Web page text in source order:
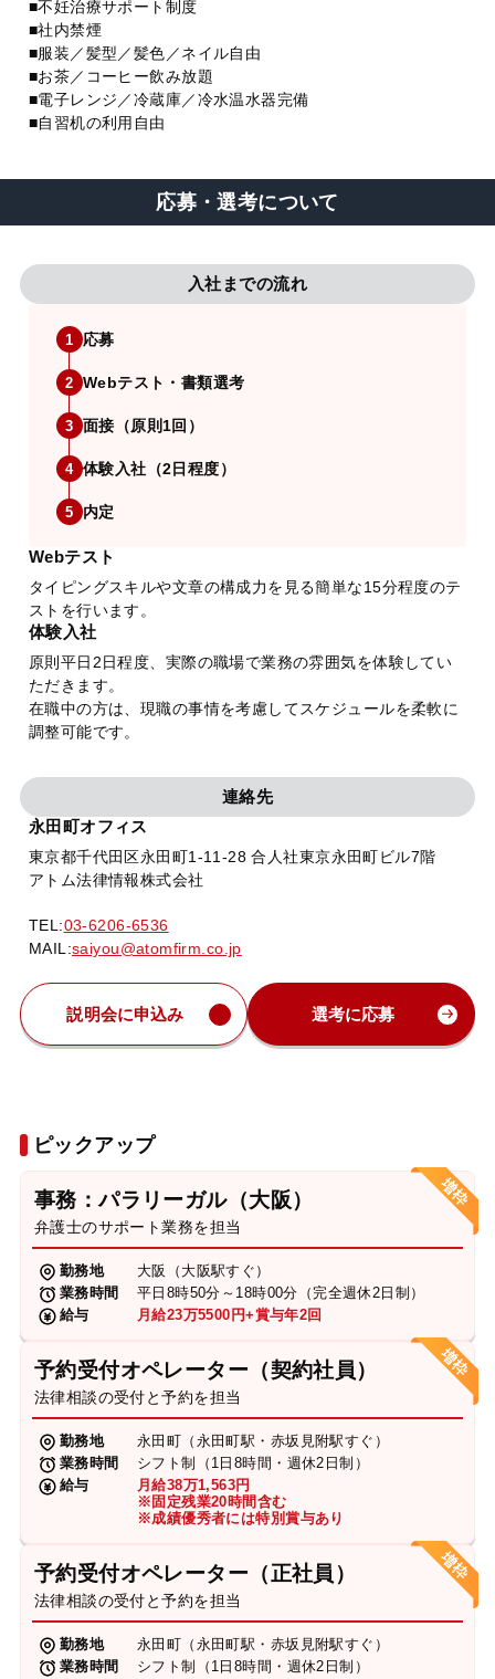
■不妊治療サポート制度
■社内禁煙
■服装／髪型／髪色／ネイル自由
■お茶／コーヒー飲み放題
■電子レンジ／冷蔵庫／冷水温水器完備
■自習机の利用自由
応募・選考について
入社までの流れ
1 応募
2 Webテスト・書類選考
3 面接（原則1回）
4 体験入社（2日程度）
5 内定
Webテスト
タイピングスキルや文章の構成力を見る簡単な15分程度のテ
ストを行います。
体験入社
原則平日2日程度、実際の職場で業務の雰囲気を体験してい
ただきます。
在職中の方は、現職の事情を考慮してスケジュールを柔軟に
調整可能です。
連絡先
永田町オフィス
東京都千代田区永田町1-11-28 合人社東京永田町ビル7階
アトム法律情報株式会社
TEL:03-6206-6536
MAIL:saiyou@atomfirm.co.jp
説明会に申込み 選考に応募
ピックアップ
事務：パラリーガル（大阪）
弁護士のサポート業務を担当
勤務地
大阪（大阪駅すぐ）
業務時間
平日8時50分～18時00分（完全週休2日制）
給与
月給23万5500円+賞与年2回
予約受付オペレーター（契約社員）
法律相談の受付と予約を担当
勤務地
永田町（永田町駅・赤坂見附駅すぐ）
業務時間
シフト制（1日8時間・週休2日制）
給与
月給38万1,563円
※固定残業20時間含む
※成績優秀者には特別賞与あり
予約受付オペレーター（正社員）
法律相談の受付と予約を担当
勤務地
永田町（永田町駅・赤坂見附駅すぐ）
業務時間
シフト制（1日8時間・週休2日制）